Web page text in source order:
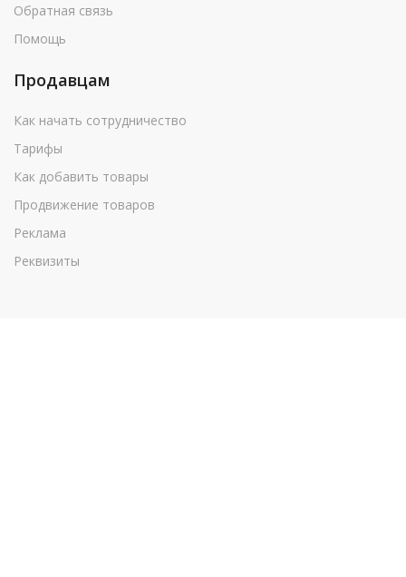
Обратная связь
Помощь
Продавцам
Как начать сотрудничество
Тарифы
Как добавить товары
Продвижение товаров
Реклама
Реквизиты